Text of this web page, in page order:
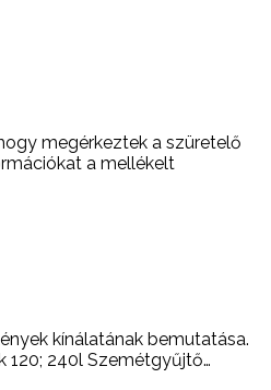
megérkeztek a szüretelő
a mellékelt
kínálatának bemutatása.
120; 240l Szemétgyűjtő…